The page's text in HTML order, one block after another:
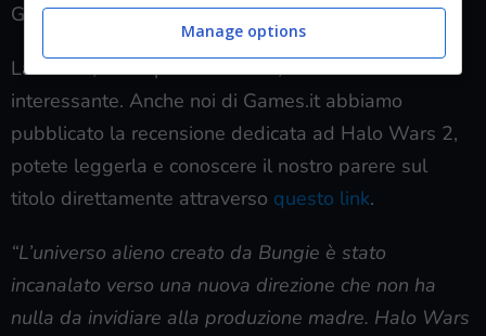
Gaming Nexus – 9.5
La media, come potete vedere, è sicuramente
interessante. Anche noi di Games.it abbiamo
pubblicato la recensione dedicata ad Halo Wars 2,
potete leggerla e conoscere il nostro parere sul
titolo direttamente attraverso questo link.
“L’universo alieno creato da Bungie è stato
incanalato verso una nuova direzione che non ha
nulla da invidiare alla produzione madre. Halo Wars
Manage options